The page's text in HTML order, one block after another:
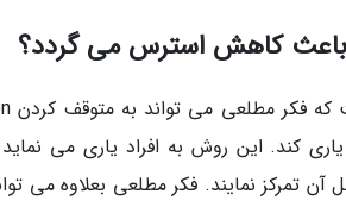
کاهش استرس می گردد؟
کند. این روش به افراد یاری می
آن تمرکز نمایند. فکر مطلعی بعلاوه می